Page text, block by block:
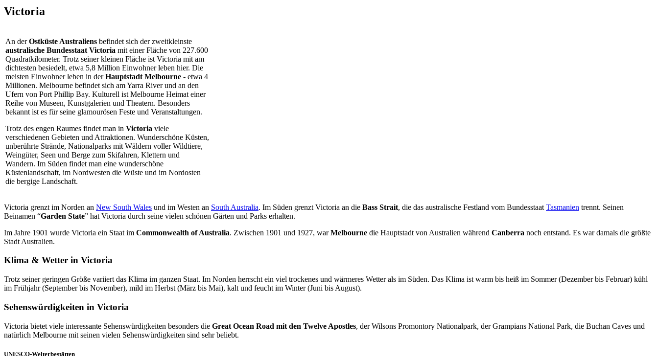
Victoria
An derOstküste Australiens befindet sich der zweitkleinste
australische Bundesstaat Victoria mit einer Fläche von 227.600
Quadratkilometer. Trotz seiner kleinen Fläche ist Victoria mit am
dichtesten besiedelt, etwa 5,8 Million Einwohner leben hier. Die
meisten Einwohner leben in derHauptstadt Melbourne - etwa 4
Millionen. Melbourne befindet sich am Yarra River und an den
Ufern von Port Phillip Bay. Kulturell ist Melbourne Heimat einer
Reihe von Museen, Kunstgalerien und Theatern. Besonders
bekannt ist es für seine glamourösen Feste und Veranstaltungen.
Trotz des engen Raumes findet man in Victoria viele
verschiedenen Gebieten und Attraktionen. Wunderschöne Küsten,
unberührte Strände, Nationalparks mit Wäldern voller Wildtiere,
Weingüter, Seen und Berge zum Skifahren, Klettern und
Wandern. Im Süden findet man eine wunderschöne
Küstenlandschaft, im Nordwesten die Wüste und im Nordosten
die bergige Landschaft.
Victoria grenzt im Norden an New South Wales und im Westen an South Australia. Im Süden grenzt Victoria an die Bass Strait, die das australische Festland vom Bundesstaat Tasmanien trennt. Seinen
Beinamen “Garden State” hat Victoria durch seine vielen schönen Gärten und Parks erhalten.
Im Jahre 1901 wurde Victoria ein Staat im Commonwealth of Australia. Zwischen 1901 und 1927, warMelbourne die Hauptstadt von Australien während Canberra noch entstand. Es war damals die größte
Stadt Australien.
Klima & Wetter in Victoria
Trotz seiner geringen Größe variiert das Klima im ganzen Staat. Im Norden herrscht ein viel trockenes und wärmeres Wetter als im Süden. Das Klima ist warm bis heiß im Sommer (Dezember bis Februar) kühl
im Frühjahr (September bis November), mild im Herbst (März bis Mai), kalt und feucht im Winter (Juni bis August).
Sehenswürdigkeiten in Victoria
Victoria bietet viele interessante Sehenswürdigkeiten besonders die Great Ocean Road mit den Twelve Apostles, der Wilsons Promontory Nationalpark, der Grampians National Park, die Buchan Caves und
natürlich Melbourne mit seinen vielen Sehenswürdigkeiten sind sehr beliebt.
UNESCO-Welterbestätten